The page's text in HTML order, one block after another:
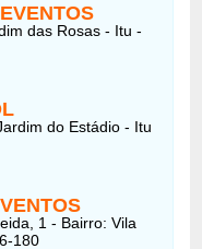
das Rosas - Itu -
do Estádio - Itu
1 - Bairro: Vila
180